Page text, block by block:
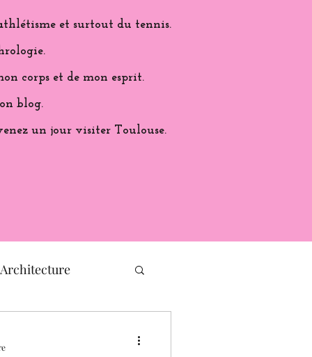
et surtout du tennis.
corps et de mon esprit.
blog.
un jour visiter Toulouse.
Architecture